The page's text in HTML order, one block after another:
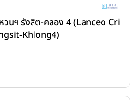
วนฯ รังสิต-คลอง 4 (Lanceo Cri
Khlong4)